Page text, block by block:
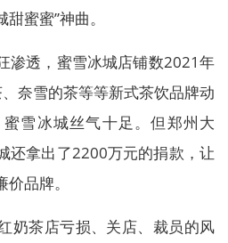
蜜蜜”神曲。
渗透，蜜雪冰城店铺数2021年
奈雪的茶等等新式茶饮品牌动
雪冰城丝气十足。但郑州大
还拿出了2200万元的捐款，让
品牌。
奶茶店亏损、关店、裁员的风